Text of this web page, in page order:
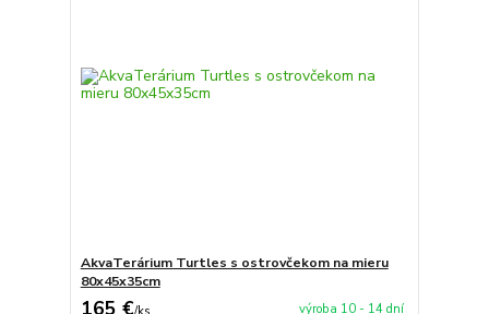
AkvaTerárium Turtles s ostrovčekom na mieru
80x45x35cm
165 € výroba 10 - 14 dní